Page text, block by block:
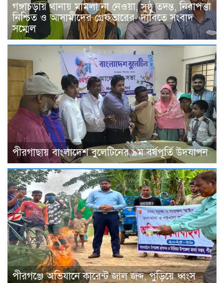
গঙ্গাচড়ায় থানায় মামলা না নেওয়া, সুষ্ঠু তদন্ত, নিরাপত্তা
নিশ্চিত ও আসামীদের গ্রেফতারের দাবিতে সংবাদ
সম্মেল
পীরগাছায় বাংলাদেশ বুলেটিনের ৯ম বর্ষপূর্তি উদযাপন
পীরগঞ্জে অভিযানে কারেন্ট জাল জব্দ, পুড়িয়ে ধ্বংস